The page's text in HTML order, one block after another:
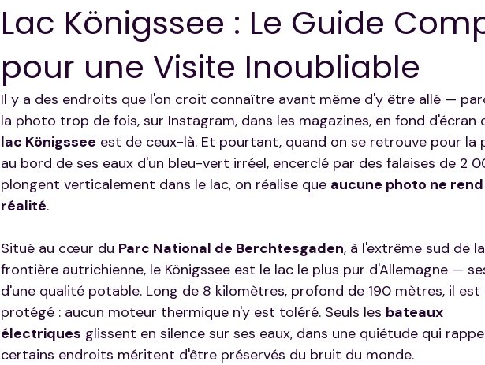
Lac Königssee : Le Guide
pour une Visite Inoubliable
Il y a des endroits que l'on croit connaître avant même d'y être allé —
la photo trop de fois, sur Instagram, dans les magazines, en fond d'écran
lac Königssee est de ceux-là. Et pourtant, quand on se retrouve pour la
au bord de ses eaux d'un bleu-vert irréel, encerclé par des falaises de 2
plongent verticalement dans le lac, on réalise que aucune photo ne
réalité.
Situé au cœur du Parc National de Berchtesgaden, à l'extrême sud de
frontière autrichienne, le Königssee est le lac le plus pur d'Allemagne —
d'une qualité potable. Long de 8 kilomètres, profond de 190 mètres, il
protégé : aucun moteur thermique n'y est toléré. Seuls les bateaux
électriques glissent en silence sur ses eaux, dans une quiétude qui
certains endroits méritent d'être préservés du bruit du monde.